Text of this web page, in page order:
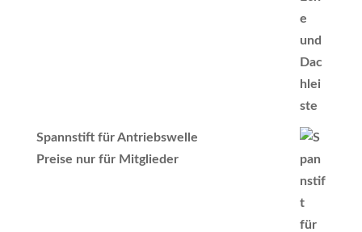
Spannstift für Antriebswelle
Preise nur für Mitglieder